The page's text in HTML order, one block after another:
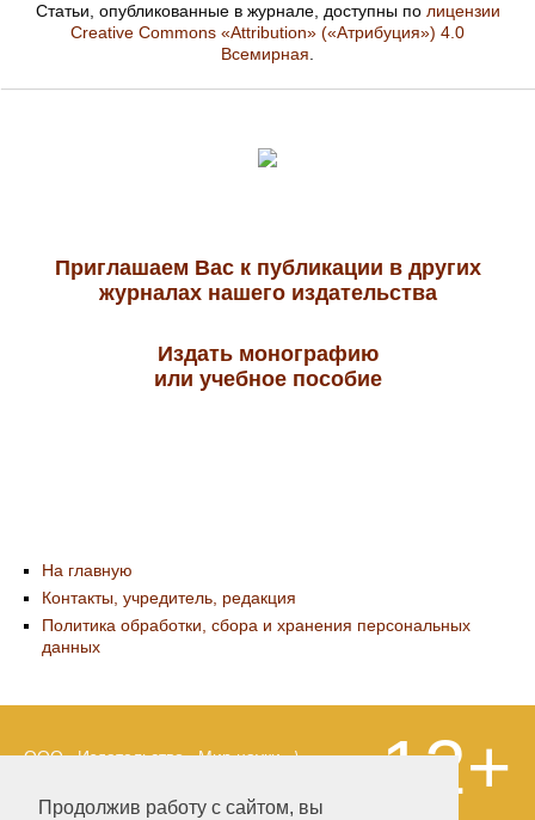
Продолжив работу с сайтом, вы
Статьи, опубликованные в журнале, доступны по лицензии
Creative Commons «Attribution» («Атрибуция») 4.0
Всемирная
Приглашаем Вас к публикации в других
журналах нашего издательства
Издать монографию
или учебное пособие
На главную
Контакты, учредитель, редакция
Политика обработки, сбора и хранения персональных
данных
ООО «Издательство «Мир науки» \
LLC Материалы, размещенные на сайте,
12+